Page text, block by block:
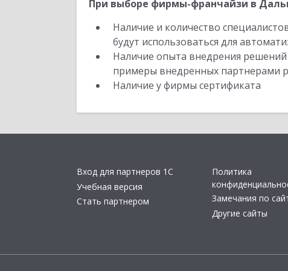
При выборе фирмы-франчайзи в
Наличие и количество
будут использоваться для
Наличие опыта внедрения
примеры внедренных партнерами
Наличие у фирмы сертификата
Вход для партнеров 1С
Учебная версия
Стать партнером
Политика
Замечания по
Другие сайты